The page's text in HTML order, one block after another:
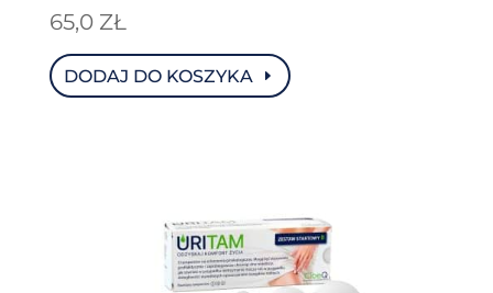
65,0 ZŁ
DODAJ DO KOSZYKA